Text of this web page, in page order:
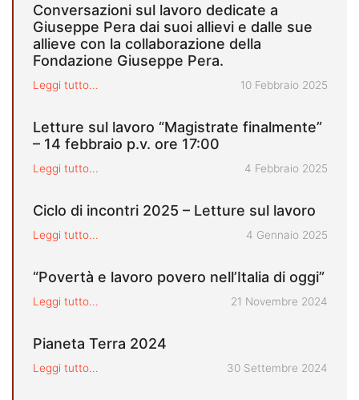
Conversazioni sul lavoro dedicate a
Giuseppe Pera dai suoi allievi e dalle sue
allieve con la collaborazione della
Fondazione Giuseppe Pera.
Leggi tutto... Pubblicato il
10 Febbraio 2025
Letture sul lavoro “Magistrate finalmente”
– 14 febbraio p.v. ore 17:00
Leggi tutto... Pubblicato il
4 Febbraio 2025
Ciclo di incontri 2025 – Letture sul lavoro
Leggi tutto... Pubblicato il
4 Gennaio 2025
“Povertà e lavoro povero nell’Italia di oggi”
Leggi tutto... Pubblicato il
21 Novembre 2024
Pianeta Terra 2024
Leggi tutto... Pubblicato il
30 Settembre 2024